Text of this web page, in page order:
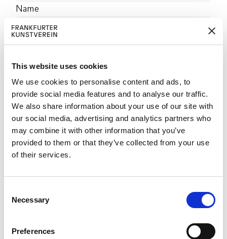
This website uses cookies
We use cookies to personalise content and ads, to
provide social media features and to analyse our traffic.
We also share information about your use of our site with
our social media, advertising and analytics partners who
may combine it with other information that you’ve
provided to them or that they’ve collected from your use
of their services.
Necessary
Preferences
Name
Firma
Addresse
Postleitzahl
Ort
Land